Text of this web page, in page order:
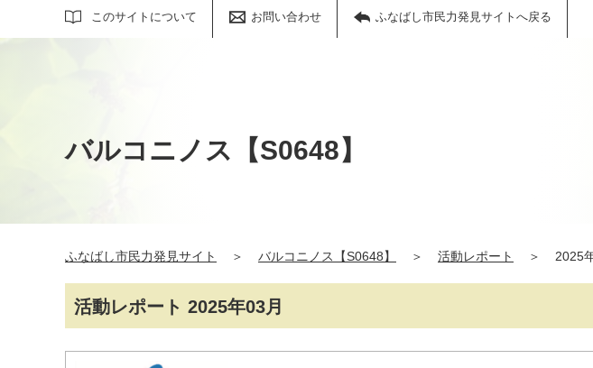
このサイトについて お問い合わせ ふなばし市民力発見サイトへ戻る
サイト内検索
バルコニノス【S0648】
ふなばし市民力発見サイト ＞ バルコニノス【S0648】 ＞ 活動レポート ＞ 2025
活動レポート 2025年03月